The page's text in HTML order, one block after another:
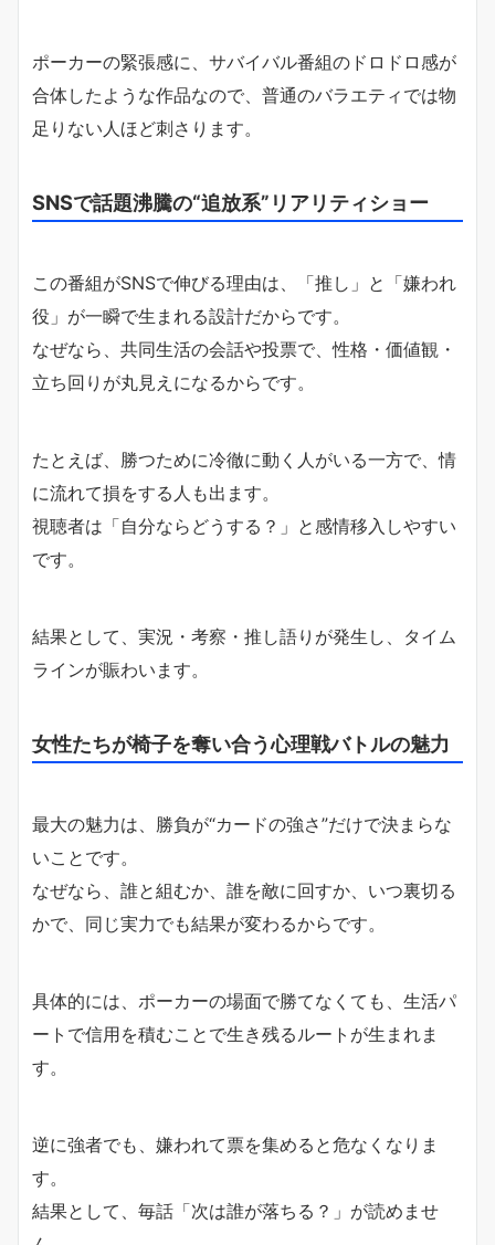
ポーカーの緊張感に、サバイバル番組のドロドロ感が
合体したような作品なので、普通のバラエティでは物
足りない人ほど刺さります。
SNSで話題沸騰の“追放系”リアリティショー
この番組がSNSで伸びる理由は、「推し」と「嫌われ
役」が一瞬で生まれる設計だからです。
なぜなら、共同生活の会話や投票で、性格・価値観・
立ち回りが丸見えになるからです。
たとえば、勝つために冷徹に動く人がいる一方で、情
に流れて損をする人も出ます。
視聴者は「自分ならどうする？」と感情移入しやすい
です。
結果として、実況・考察・推し語りが発生し、タイム
ラインが賑わいます。
女性たちが椅子を奪い合う心理戦バトルの魅力
最大の魅力は、勝負が“カードの強さ”だけで決まらな
いことです。
なぜなら、誰と組むか、誰を敵に回すか、いつ裏切る
かで、同じ実力でも結果が変わるからです。
具体的には、ポーカーの場面で勝てなくても、生活パ
ートで信用を積むことで生き残るルートが生まれま
す。
逆に強者でも、嫌われて票を集めると危なくなりま
す。
結果として、毎話「次は誰が落ちる？」が読めませ